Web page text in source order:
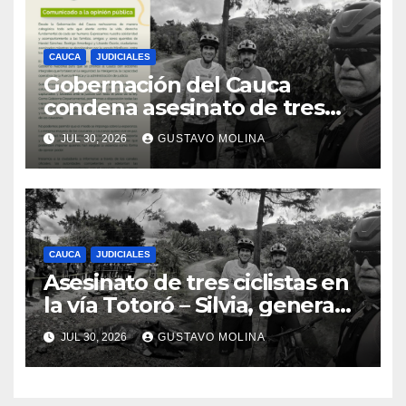
CAUCA JUDICIALES
Gobernación del Cauca
condena asesinato de tres
ciudadanos y exige medidas
urgentes al Gobierno
Nacional
JUL 30, 2026 GUSTAVO MOLINA
CAUCA JUDICIALES
Asesinato de tres ciclistas en
la vía Totoró – Silvia, genera
consternación en el Cauca
JUL 30, 2026 GUSTAVO MOLINA